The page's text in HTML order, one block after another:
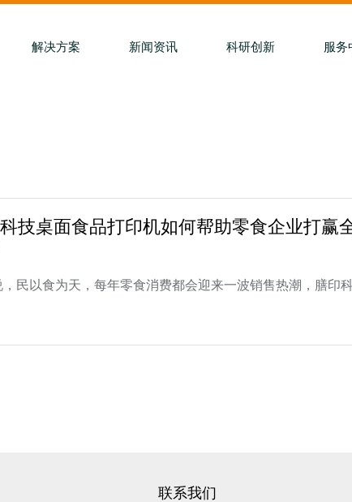
解决方案 新闻资讯 科研创新 服务
技桌面食品打印机如何帮助零食企业打赢
，民以食为天，每年零食消费都会迎来一波销售热潮，膳印
联系我们